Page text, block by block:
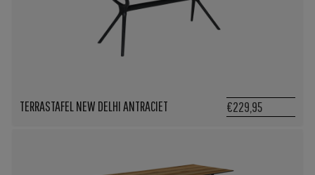
TERRASTAFEL NEW DELHI ANTRACIET €229,95